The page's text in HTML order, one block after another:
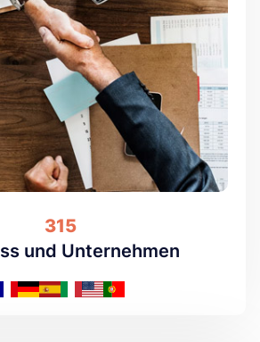
315
und Unternehmen